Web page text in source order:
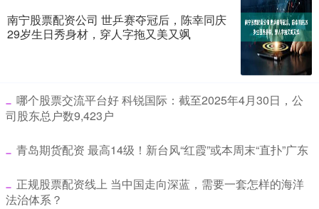
南宁股票配资公司 世乒赛夺冠后，陈幸同庆
29岁生日秀身材，穿人字拖又美又飒
​哪个股票交流平台好 科锐国际：截至2025年4月30日，公
司股东总户数9,423户
​青岛期货配资 最高14级！新台风“红霞”或本周末“直扑”广东
​正规股票配资线上 当中国走向深蓝，需要一套怎样的海洋
法治体系？